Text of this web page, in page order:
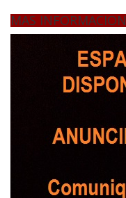
MAS INFORMACION